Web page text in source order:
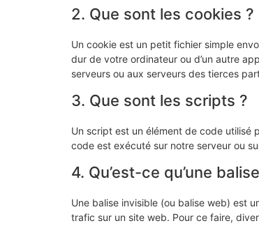
2. Que sont les cookies ?
Un cookie est un petit fichier simple
dur de votre ordinateur ou d’un autre
serveurs ou aux serveurs des tierces
3. Que sont les scripts ?
Un script est un élément de code utilisé
code est exécuté sur notre serveur ou
4. Qu’est-ce qu’une
Une balise invisible (ou balise web) est
trafic sur un site web. Pour ce faire,